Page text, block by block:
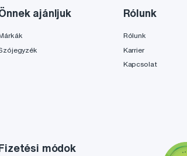
ajánljuk Rólunk
Rólunk
Karrier
Kapcsolat
módok